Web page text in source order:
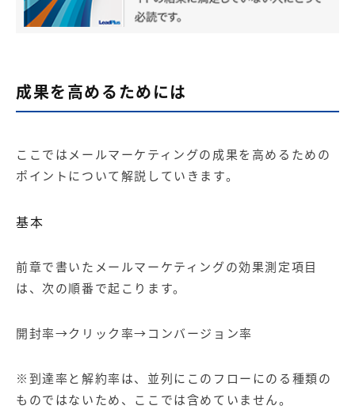
成果を高めるためには
ここではメールマーケティングの成果を高めるための
ポイントについて解説していきます。
基本
前章で書いたメールマーケティングの効果測定項目
は、次の順番で起こります。
開封率→クリック率→コンバージョン率
※到達率と解約率は、並列にこのフローにのる種類の
ものではないため、ここでは含めていません。